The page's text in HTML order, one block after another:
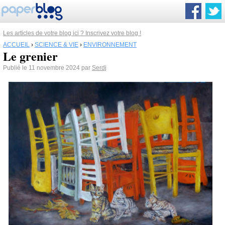
Les articles de votre blog ici ? Inscrivez votre blog !
ACCUEIL › SCIENCE & VIE › ENVIRONNEMENT
Le grenier
Publié le 11 novembre 2024 par Serdj